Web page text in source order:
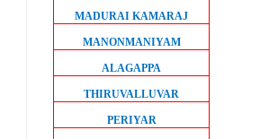
MADURAI KAMARAJ
MANONMANIYAM
ALAGAPPA
THIRUVALLUVAR
PERIYAR